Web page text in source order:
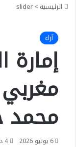
الرئيسية >
slider
آراء
إمارة
محمد
6 يونيو 2026